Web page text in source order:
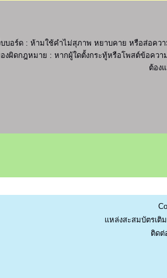
บบอร์ด : ห้ามใช้คำไม่สุภาพ หยาบคาย หรือส่อค
ผิดกฎหมาย : หากผู้ใดตั้งกระทู้หรือโพสต์ข้อควา
ต้อง
แหล่งสะสมบัตรเติ
ติดต่